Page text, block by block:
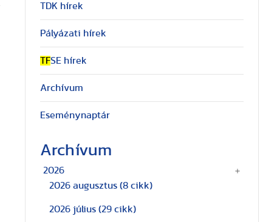
TDK hírek
Pályázati hírek
TFSE hírek
Archívum
Eseménynaptár
Archívum
2026
2026 augusztus (8 cikk)
2026 július (29 cikk)